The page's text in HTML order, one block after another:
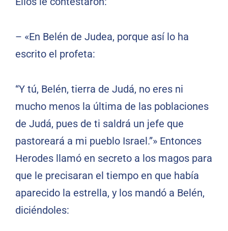
– «En Belén de Judea, porque así lo ha
escrito el profeta:
“Y tú, Belén, tierra de Judá, no eres ni
mucho menos la última de las poblaciones
de Judá, pues de ti saldrá un jefe que
pastoreará a mi pueblo Israel.”» Entonces
Herodes llamó en secreto a los magos para
que le precisaran el tiempo en que había
aparecido la estrella, y los mandó a Belén,
diciéndoles: